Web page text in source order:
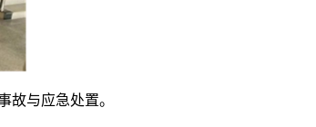
故与应急处置。